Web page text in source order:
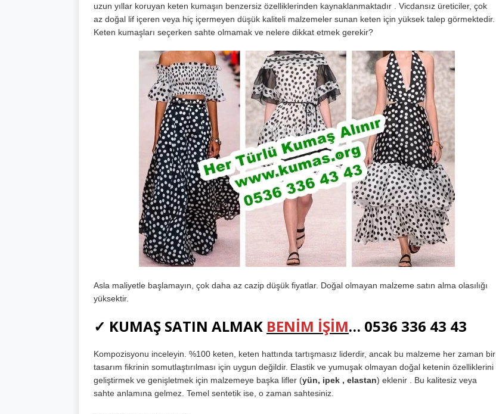
uzun yıllar koruyan keten kumaşın benzersiz özelliklerinden kaynaklanmaktadır . Vicdansız üreticiler, çok
az doğal lif içeren veya hiç içermeyen düşük kaliteli malzemeler sunan keten için yüksek talep görmektedir.
Keten kumaşları seçerken sahte olmamak ve nelere dikkat etmek gerekir?
Asla maliyetle başlamayın, çok daha az cazip düşük fiyatlar. Doğal olmayan malzeme satın alma olasılığı
yüksektir.
✓ KUMAŞ SATIN ALMAK BENİM İŞİM… 0536 336 43 43
Kompozisyonu inceleyin. %100 keten, keten hattında tartışmasız liderdir, ancak bu malzeme her zaman bir
tasarım fikrinin somutlaştırılması için uygun değildir. Elastik ve yumuşak olmayan doğal ketenin özelliklerini
geliştirmek ve genişletmek için malzemeye başka lifler (yün, ipek , elastan) eklenir . Bu kalitesiz veya
sahte anlamına gelmez. Temel sentetik ise, o zaman sahtesiniz.